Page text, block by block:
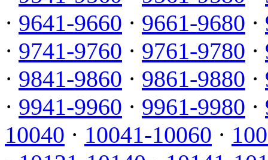
· 9641-9660 · 9661-9680 ·
· 9741-9760 · 9761-9780 ·
· 9841-9860 · 9861-9880 ·
· 9941-9960 · 9961-9980 ·
10040 · 10041-10060 ·